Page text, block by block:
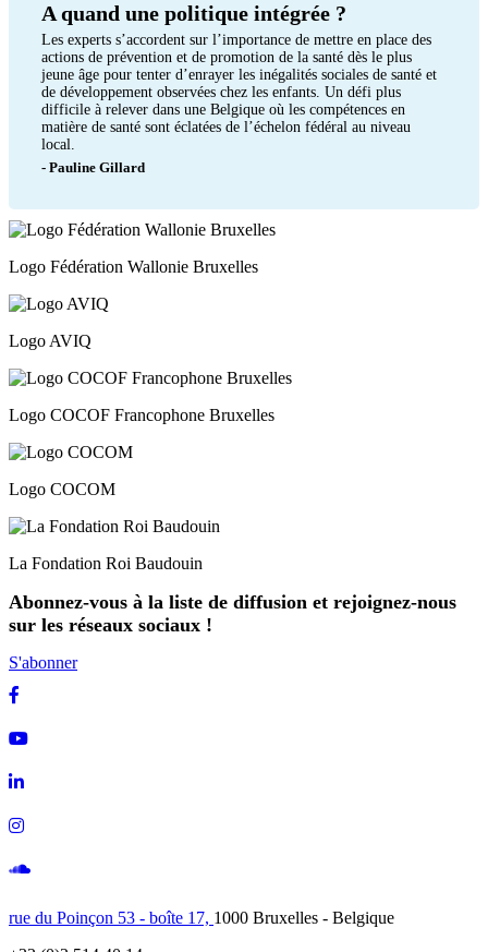
A quand une politique intégrée ?
Les experts s’accordent sur l’importance de mettre en place des
actions de prévention et de promotion de la santé dès le plus
jeune âge pour tenter d’enrayer les inégalités sociales de santé et
de développement observées chez les enfants. Un défi plus
difficile à relever dans une Belgique où les compétences en
matière de santé sont éclatées de l’échelon fédéral au niveau
local.
- Pauline Gillard
Logo Fédération Wallonie Bruxelles
Logo AVIQ
Logo COCOF Francophone Bruxelles
Logo COCOM
La Fondation Roi Baudouin
Abonnez-vous à la liste de diffusion et rejoignez-nous
sur les réseaux sociaux !
S'abonner
rue du Poinçon 53 - boîte 17, 1000 Bruxelles - Belgique